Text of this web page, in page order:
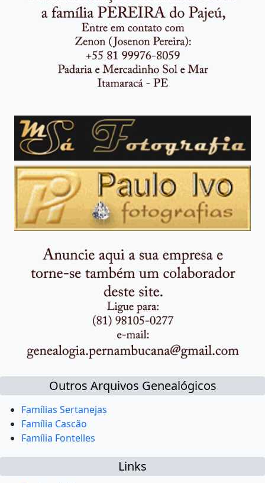
Outros Arquivos Genealógicos
Famílias Sertanejas
Família Cascão
Família Fontelles
Links